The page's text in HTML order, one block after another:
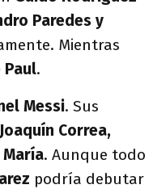
Paredes y
Mientras
Paul.
Messi. Sus
Joaquín Correa,
. Aunque todo
podría debutar